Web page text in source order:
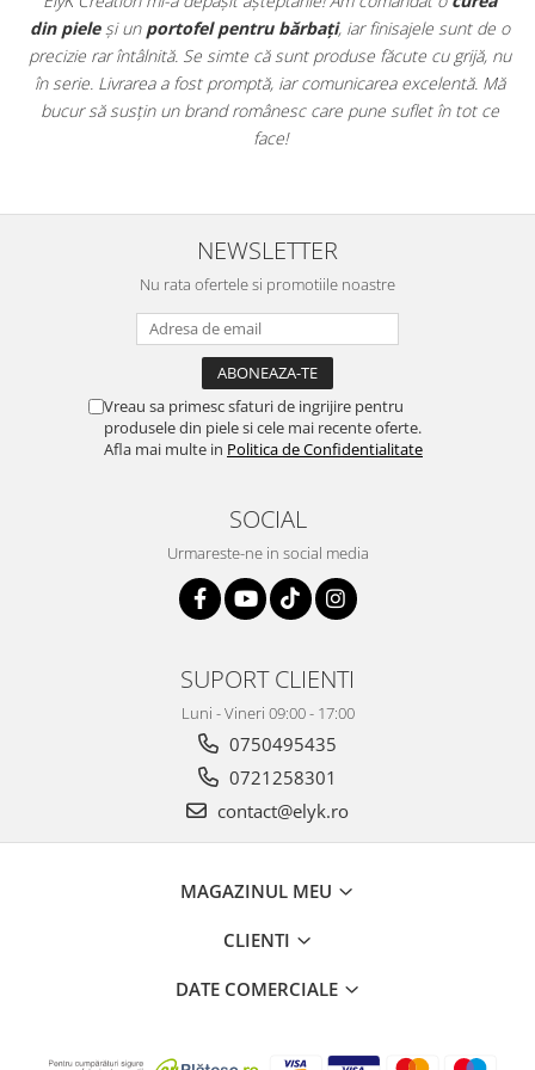
din pieleși un portofel pentru bărbați, iar finisajele sunt de o
precizie rar întâlnită. Se simte că sunt produse făcute cu grijă, nu
în serie. Livrarea a fost promptă, iar comunicarea excelentă. Mă
bucur să susțin un brand românesc care pune suflet în tot ce
face!
NEWSLETTER
Nu rata ofertele si promotiile noastre
Vreau sa primesc sfaturi de ingrijire pentru
produsele din piele si cele mai recente oferte.
Afla mai multe in Politica de Confidentialitate
SOCIAL
Urmareste-ne in social media
SUPORT CLIENTI
Luni - Vineri 09:00 - 17:00
0750495435
0721258301
contact@elyk.ro
MAGAZINUL MEU
CLIENTI
DATE COMERCIALE